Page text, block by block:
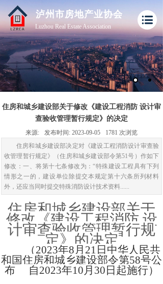
泸州市房地产业协会
Luzhou Real Estate Association
订购电话：400-000-0000
住房和城乡建设部关于修改《建设工程消防 设计审
查验收管理暂行规定》的决定
来源: 发布时间: 2023-09-05 1781 次浏览
住房和城乡建设部决定对《建设工程消防设计审查验
收管理暂行规定》（住房和城乡建设部令第51号）作如下
修改：一、将第十七条修改为：“特殊建设工程具有下列
情形之一的，建设单位除提交本规定第十六条所列材料
外，还应当同时提交特殊消防设计技术资料......
住房和城乡建设部关于
修改《建设工程消防 设
计审查验收管理暂行规
定》的决定
（2023年8月21日中华人民共
和国住房和城乡建设部令第58号公
布 自2023年10月30日起施行）